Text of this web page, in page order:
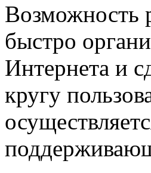
Возможность
быстро
Интернета и
кругу